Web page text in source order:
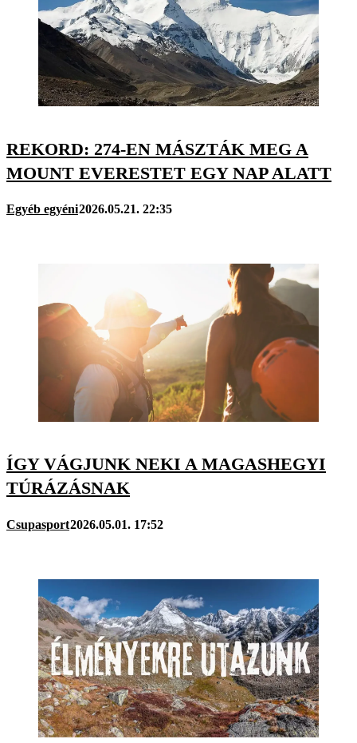
REKORD: 274-EN MÁSZTÁK MEG A
MOUNT EVERESTET EGY NAP ALATT
Egyéb egyéni2026.05.21. 22:35
ÍGY VÁGJUNK NEKI A MAGASHEGYI
TÚRÁZÁSNAK
Csupasport2026.05.01. 17:52